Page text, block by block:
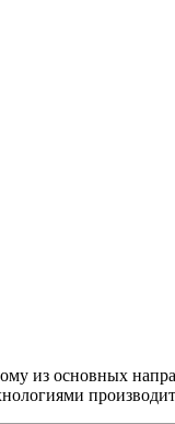
из основных